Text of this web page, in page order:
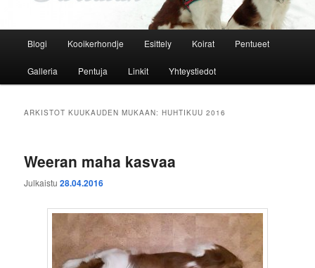
Blogi Kooikerhondje Esittely Koirat Pentueet
Galleria Pentuja Linkit Yhteystiedot
ARKISTOT KUUKAUDEN MUKAAN:HUHTIKUU 2016
Weeran maha kasvaa
Julkaistu28.04.2016